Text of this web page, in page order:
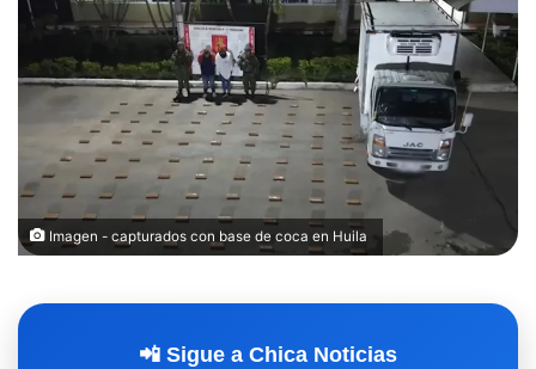
Imagen - capturados con base de coca en Huila
📲 Sigue a Chica Noticias